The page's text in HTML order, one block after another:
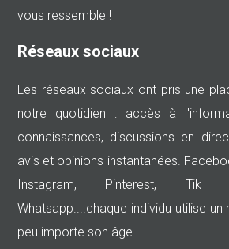
vous ressemble !
Réseaux sociaux
Les réseaux sociaux ont pris une
notre quotidien : accès à
connaissances, discussions en
avis et opinions instantanées.
Instagram, Pinterest, Tik
Whatsapp....chaque individu utilise
peu importe son âge.